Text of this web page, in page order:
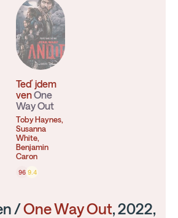
Teď jdem
venOne
Way Out
Toby Haynes,
Susanna
White,
Benjamin
Caron
96 9.4
/One Way Out, 2022,